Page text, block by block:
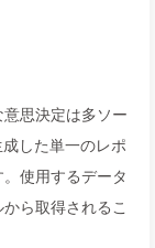
意思決定は多ソー
した単一のレポ
使用するデータ
ら取得されるこ